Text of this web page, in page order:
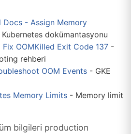
Docs - Assign Memory
dokümantasyonu
OOMKilled Exit Code 137-
rehberi
OOM Events- GKE
Memory Limits- Memory limit
bilgileri production